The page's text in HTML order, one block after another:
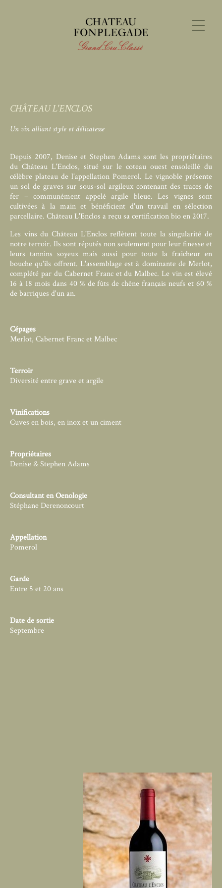
CHÂTEAU L'ENCLOS
Un vin alliant style et délicatesse
Depuis 2007, Denise et Stephen Adams sont les propriétaires
du Château L'Enclos, situé sur le coteau ouest ensoleillé du
célèbre plateau de l'appellation Pomerol. Le vignoble présente
un sol de graves sur sous-sol argileux contenant des traces de
fer – communément appelé argile bleue. Les vignes sont
cultivées à la main et bénéficient d'un travail en sélection
parcellaire. Château L'Enclos a reçu sa certification bio en 2017.
Les vins du Château L'Enclos reflètent toute la singularité de
notre terroir. Ils sont réputés non seulement pour leur finesse et
leurs tannins soyeux mais aussi pour toute la fraicheur en
bouche qu'ils offrent. L'assemblage est à dominante de Merlot,
complété par du Cabernet Franc et du Malbec. Le vin est élevé
16 à 18 mois dans 40 % de fûts de chêne français neufs et 60 %
de barriques d'un an.
Cépages
Merlot, Cabernet Franc et Malbec
Terroir
Diversité entre grave et argile
Vinifications
Cuves en bois, en inox et un ciment
Propriétaires
Denise & Stephen Adams
Consultant en Oenologie
Stéphane Derenoncourt
Appellation
Pomerol
Garde
Entre 5 et 20 ans
Date de sortie
Septembre